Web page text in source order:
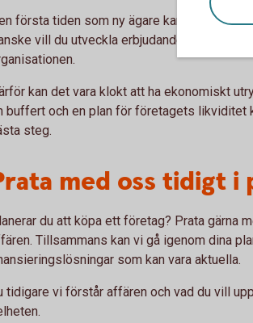
första tiden som ny ägare kan innebära
vill du utveckla erbjudandet, investera
kan det vara klokt att ha ekonomiskt
buffert och en plan för företagets likviditet
steg.
med oss tidigt i
du att köpa ett företag? Prata gärna
Tillsammans kan vi gå igenom dina
som kan vara aktuella.
tidigare vi förstår affären och vad du vill